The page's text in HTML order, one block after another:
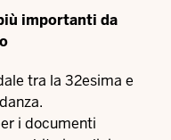
importanti da
tra la 32esima e
i documenti